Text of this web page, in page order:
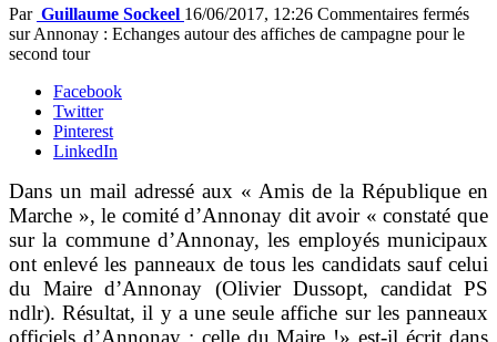
Par Guillaume Sockeel 16/06/2017, 12:26 Commentaires fermés
sur Annonay : Echanges autour des affiches de campagne pour le
second tour
Facebook
Twitter
Pinterest
LinkedIn
Dans un mail adressé aux « Amis de la République en
Marche », le comité d’Annonay dit avoir « constaté que
sur la commune d’Annonay, les employés municipaux
ont enlevé les panneaux de tous les candidats sauf celui
du Maire d’Annonay (Olivier Dussopt, candidat PS
ndlr). Résultat, il y a une seule affiche sur les panneaux
officiels d’Annonay : celle du Maire !» est-il écrit dans